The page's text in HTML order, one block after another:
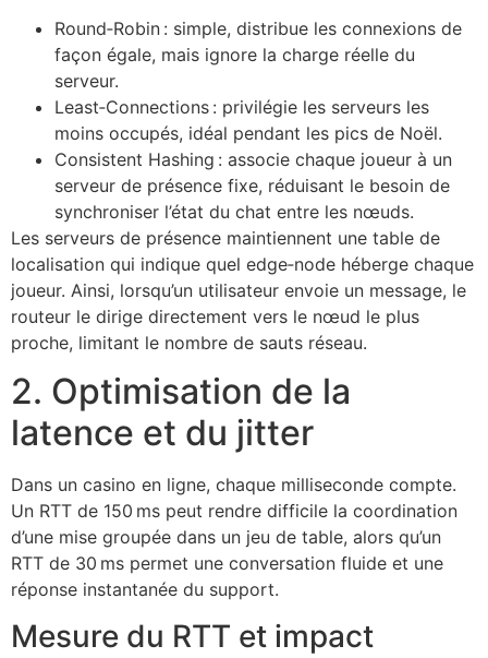
Round‑Robin : simple, distribue les connexions de
façon égale, mais ignore la charge réelle du
serveur.
Least‑Connections : privilégie les serveurs les
moins occupés, idéal pendant les pics de Noël.
Consistent Hashing : associe chaque joueur à un
serveur de présence fixe, réduisant le besoin de
synchroniser l’état du chat entre les nœuds.
Les serveurs de présence maintiennent une table de
localisation qui indique quel edge‑node héberge chaque
joueur. Ainsi, lorsqu’un utilisateur envoie un message, le
routeur le dirige directement vers le nœud le plus
proche, limitant le nombre de sauts réseau.
2. Optimisation de la
latence et du jitter
Dans un casino en ligne, chaque milliseconde compte.
Un RTT de 150 ms peut rendre difficile la coordination
d’une mise groupée dans un jeu de table, alors qu’un
RTT de 30 ms permet une conversation fluide et une
réponse instantanée du support.
Mesure du RTT et impact